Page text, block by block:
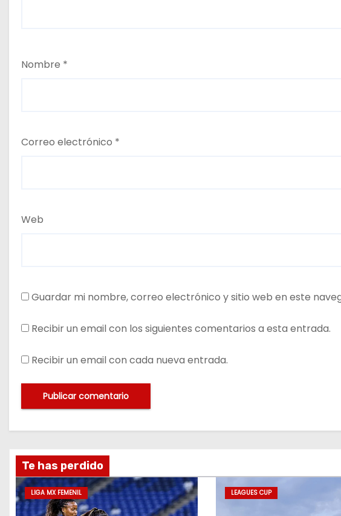
Nombre *
Correo electrónico *
Web
Guardar mi nombre, correo electrónico y sitio web en este
Recibir un email con los siguientes comentarios a esta entrada.
Recibir un email con cada nueva entrada.
Te has perdido
LIGA MX FEMENIL LEAGUES CUP